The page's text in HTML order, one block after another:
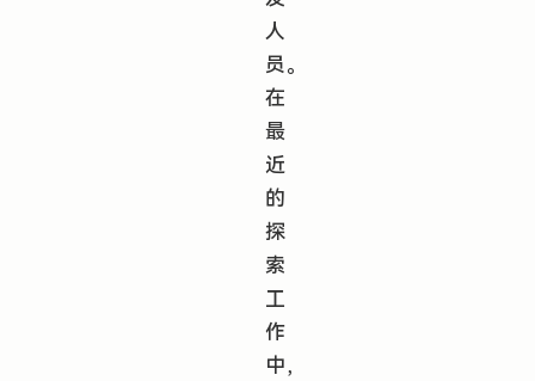
人
员。
在
最
近
的
探
索
工
作
中，